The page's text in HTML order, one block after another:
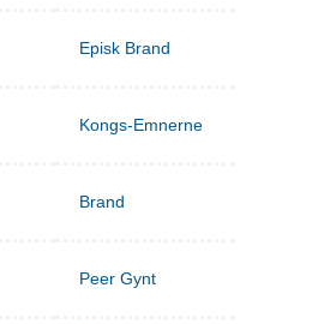
Episk Brand
Kongs-Emnerne
Brand
Peer Gynt